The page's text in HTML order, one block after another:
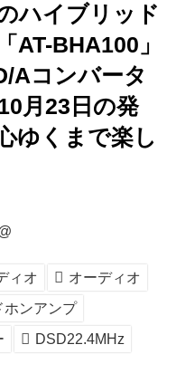
ハイブリッド
AT-BHA100」
Aコンバータ
月23日の発
ゆくまで楽し
ィオ
オーディオ
ホンアンプ
DSD22.4MHz